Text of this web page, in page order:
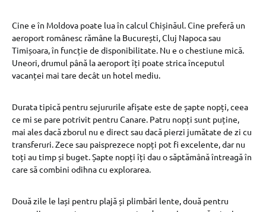
Cine e în Moldova poate lua în calcul Chișinăul. Cine preferă un
aeroport românesc rămâne la București, Cluj Napoca sau
Timișoara, în funcție de disponibilitate. Nu e o chestiune mică.
Uneori, drumul până la aeroport îți poate strica începutul
vacanței mai tare decât un hotel mediu.
Durata tipică pentru sejururile afișate este de șapte nopți, ceea
ce mi se pare potrivit pentru Canare. Patru nopți sunt puține,
mai ales dacă zborul nu e direct sau dacă pierzi jumătate de zi cu
transferuri. Zece sau paisprezece nopți pot fi excelente, dar nu
toți au timp și buget. Șapte nopți îți dau o săptămână întreagă în
care să combini odihna cu explorarea.
Două zile le lași pentru plajă și plimbări lente, două pentru